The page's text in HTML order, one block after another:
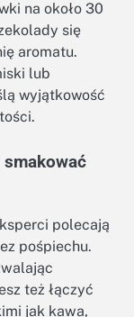
na około 30
się
aromatu.
lub
wyjątkowość
polecają
pośpiechu.
też łączyć
jak kawa,